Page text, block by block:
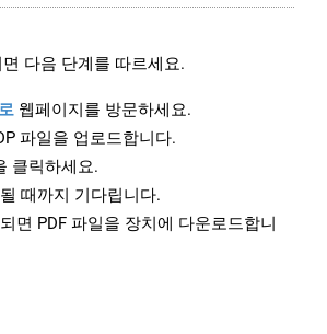
다음 단계를 따르세요.
웹페이지를 방문하세요.
파일을 업로드합니다.
클릭하세요.
때까지 기다립니다.
면 PDF 파일을 장치에 다운로드합니